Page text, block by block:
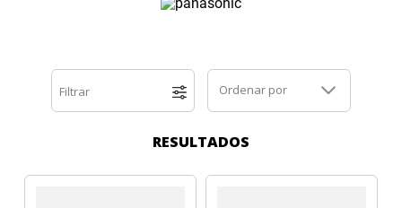
Sony Vaio
Sony Vaio
Caddy para SSD
Filtrar Ordenar por
RESULTADOS